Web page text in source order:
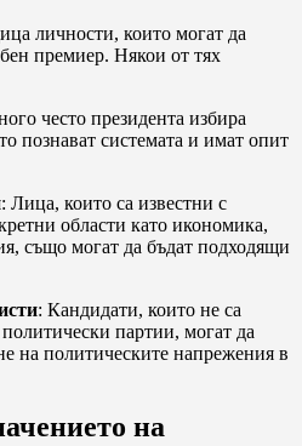
личности, които могат да
премиер. Някои от тях
често президента избира
познават системата и имат опит
: Лица, които са известни с
области като икономика,
също могат да бъдат подходящи
: Кандидати, които не са
партии, могат да
на политическите напрежения в
на